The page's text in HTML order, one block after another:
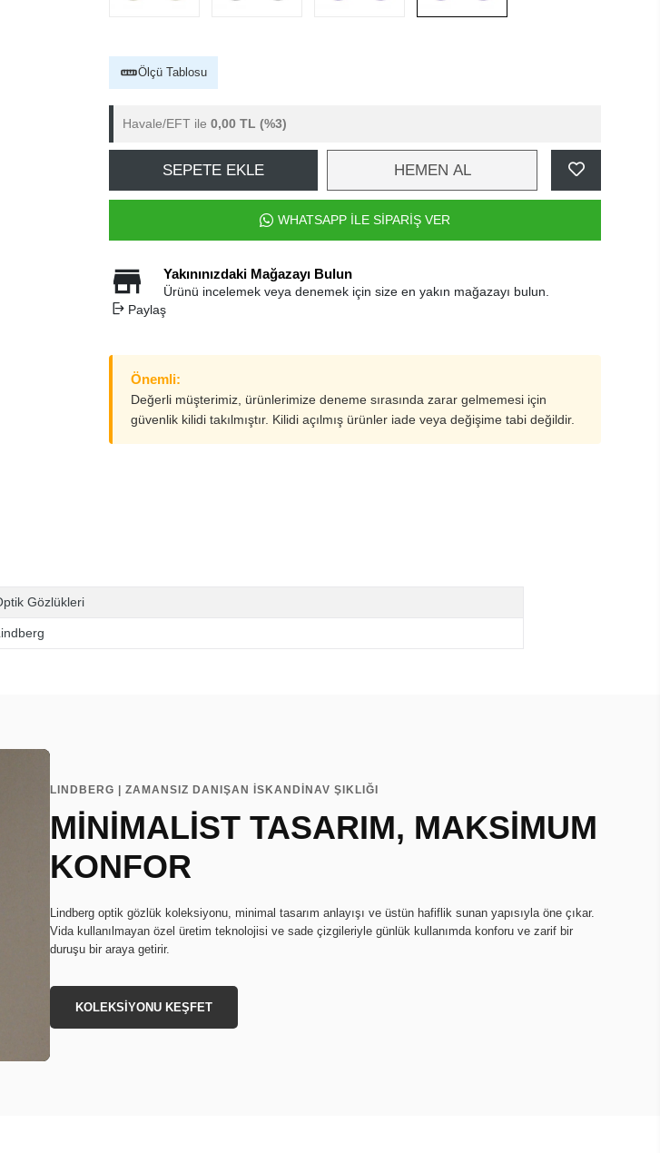
Ölçü Tablosu
Havale/EFT ile 0,00 TL (%3)
SEPETE EKLE HEMEN AL
WHATSAPP İLE SİPARİŞ VER
Yakınınızdaki Mağazayı Bulun
Ürünü incelemek veya denemek için size en yakın mağazayı bulun.
Paylaş
Önemli:
Değerli müşterimiz, ürünlerimize deneme sırasında zarar gelmemesi için
güvenlik kilidi takılmıştır. Kilidi açılmış ürünler iade veya değişime tabi değildir.
Gözlükleri
LINDBERG | ZAMANSIZ DANIŞAN İSKANDİNAV ŞIKLIĞI
MİNİMALİST TASARIM, MAKSİMUM
KONFOR
Lindberg optik gözlük koleksiyonu, minimal tasarım anlayışı ve üstün hafiflik sunan yapısıyla öne çıkar.
Vida kullanılmayan özel üretim teknolojisi ve sade çizgileriyle günlük kullanımda konforu ve zarif bir
duruşu bir araya getirir.
KOLEKSİYONU KEŞFET